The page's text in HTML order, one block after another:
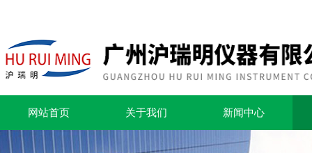
网站首页 关于我们 新闻中心